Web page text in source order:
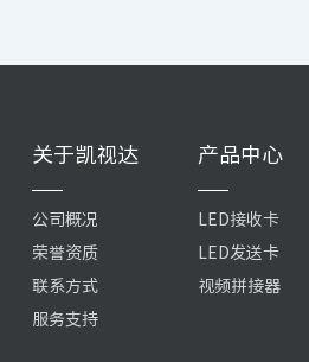
关于凯视达
公司概况
荣誉资质
联系方式
服务支持
产品中心
LED接收卡
LED发送卡
视频拼接器